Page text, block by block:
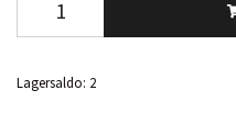
Lagersaldo: 2